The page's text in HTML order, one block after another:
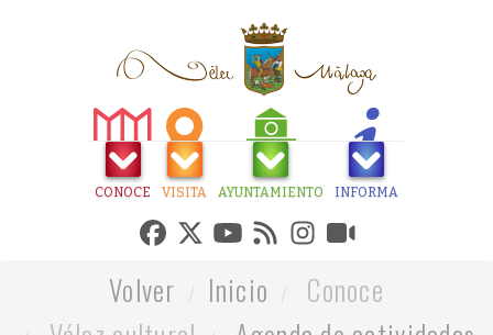
CONOCE VISITA AYUNTAMIENTO INFORMA
Volver Inicio
Conoce